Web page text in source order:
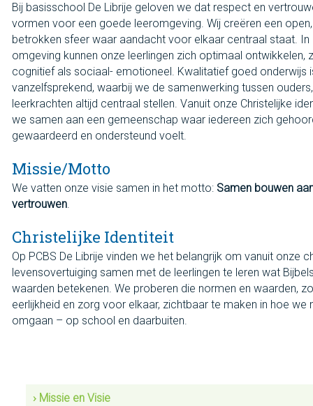
Bij basisschool De Librije geloven we dat respect en
vormen voor een goede leeromgeving. Wij creëren een
betrokken sfeer waar aandacht voor elkaar centraal staat. In
omgeving kunnen onze leerlingen zich optimaal ontwikkelen,
cognitief als sociaal- emotioneel. Kwalitatief goed onderwijs
vanzelfsprekend, waarbij we de samenwerking tussen
leerkrachten altijd centraal stellen. Vanuit onze Christelijke
we samen aan een gemeenschap waar iedereen zich
gewaardeerd en ondersteund voelt.
Missie/Motto
We vatten onze visie samen in het motto: Samen bouwen
vertrouwen.
Christelijke Identiteit
Op PCBS De Librije vinden we het belangrijk om vanuit onze
levensovertuiging samen met de leerlingen te leren wat
waarden betekenen. We proberen die normen en waarden,
eerlijkheid en zorg voor elkaar, zichtbaar te maken in hoe we
omgaan – op school en daarbuiten.
› Missie en Visie